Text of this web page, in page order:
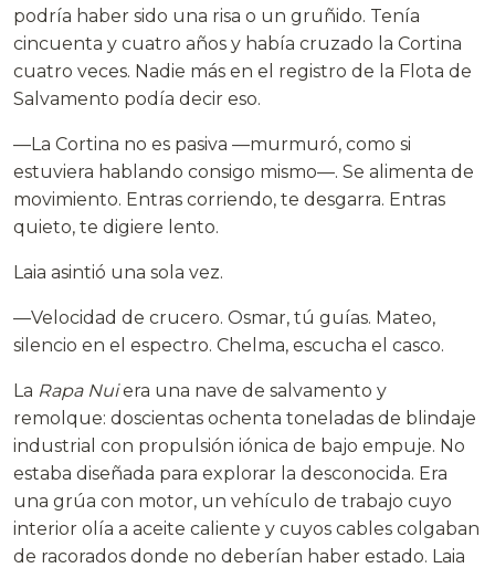
podría haber sido una risa o un gruñido. Tenía
cincuenta y cuatro años y había cruzado la Cortina
cuatro veces. Nadie más en el registro de la Flota de
Salvamento podía decir eso.
—La Cortina no es pasiva —murmuró, como si
estuviera hablando consigo mismo—. Se alimenta de
movimiento. Entras corriendo, te desgarra. Entras
quieto, te digiere lento.
Laia asintió una sola vez.
—Velocidad de crucero. Osmar, tú guías. Mateo,
silencio en el espectro. Chelma, escucha el casco.
La Rapa Nuiera una nave de salvamento y
remolque: doscientas ochenta toneladas de blindaje
industrial con propulsión iónica de bajo empuje. No
estaba diseñada para explorar la desconocida. Era
una grúa con motor, un vehículo de trabajo cuyo
interior olía a aceite caliente y cuyos cables colgaban
de racorados donde no deberían haber estado. Laia